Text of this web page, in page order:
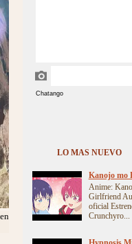
LO MAS NUEVO
Kanojo mo
Anime:
Girlfriend
oficial
Crunchyro...